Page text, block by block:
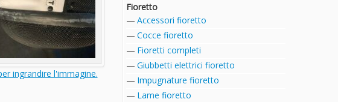
ingrandire l'immagine.
Fioretto
Accessori fioretto
Cocce fioretto
Fioretti completi
Giubbetti elettrici fioretto
Impugnature fioretto
Lame fioretto